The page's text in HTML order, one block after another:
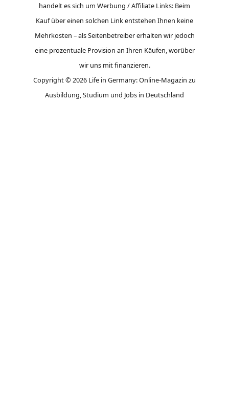
handelt es sich um Werbung / Affiliate Links: Beim
Kauf über einen solchen Link entstehen Ihnen keine
Mehrkosten – als Seitenbetreiber erhalten wir jedoch
eine prozentuale Provision an Ihren Käufen, worüber
wir uns mit finanzieren.
Copyright © 2026 Life in Germany: Online-Magazin zu
Ausbildung, Studium und Jobs in Deutschland